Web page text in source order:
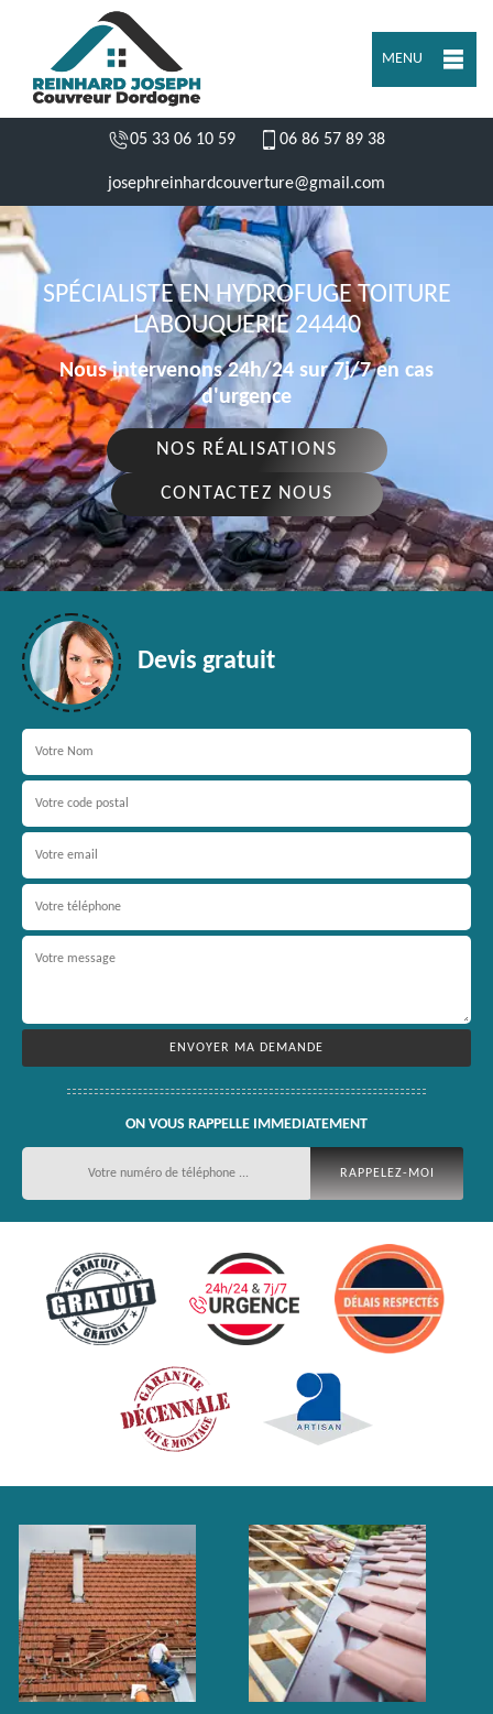
MENU
05 33 06 10 59 06 86 57 89 38
josephreinhardcouverture@gmail.com
SPÉCIALISTE EN HYDROFUGE TOITURE
LABOUQUERIE 24440
Nous intervenons 24h/24 sur 7j/7 en cas
d'urgence
NOS RÉALISATIONS
CONTACTEZ NOUS
Devis gratuit
ON VOUS RAPPELLE IMMEDIATEMENT